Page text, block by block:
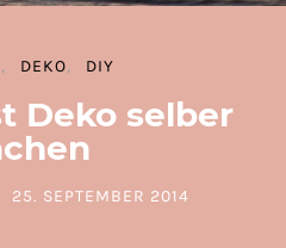
DEKO DIY
Deko selber
POSTED ON
25. SEPTEMBER 2014